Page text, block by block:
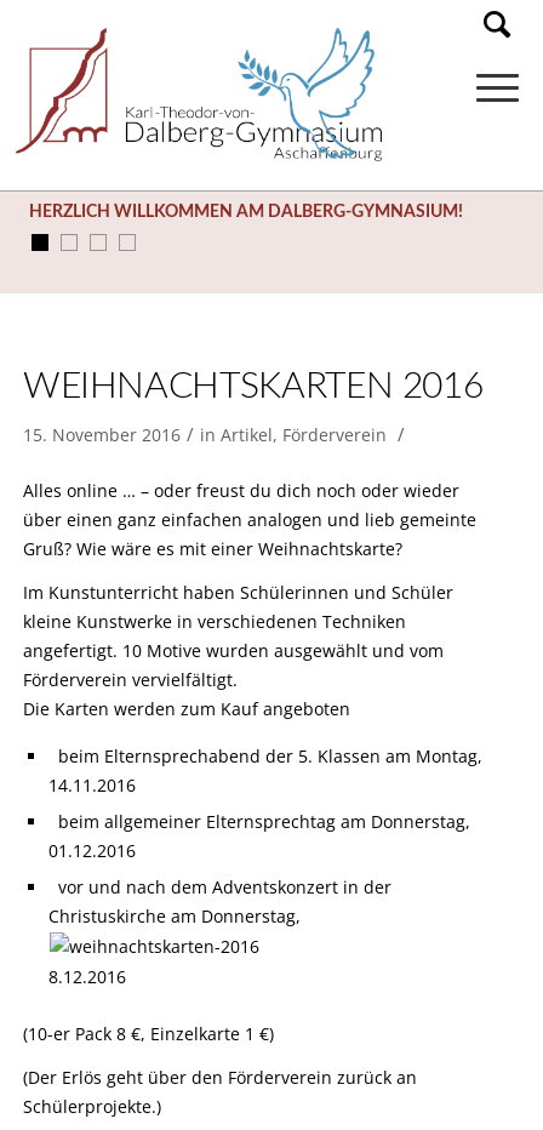
HERZLICH WILLKOMMEN AM DALBERG-GYMNASIUM!
WEIHNACHTSKARTEN 2016
15. November 2016 / in Artikel, Förderverein /
Alles online … – oder freust du dich noch oder wieder
über einen ganz einfachen analogen und lieb gemeinte
Gruß? Wie wäre es mit einer Weihnachtskarte?
Im Kunstunterricht haben Schülerinnen und Schüler
kleine Kunstwerke in verschiedenen Techniken
angefertigt. 10 Motive wurden ausgewählt und vom
Förderverein vervielfältigt.
Die Karten werden zum Kauf angeboten
beim Elternsprechabend der 5. Klassen am Montag,
14.11.2016
beim allgemeiner Elternsprechtag am Donnerstag,
01.12.2016
vor und nach dem Adventskonzert in der
Christuskirche am Donnerstag,
8.12.2016
(10-er Pack 8 €, Einzelkarte 1 €)
(Der Erlös geht über den Förderverein zurück an
Schülerprojekte.)